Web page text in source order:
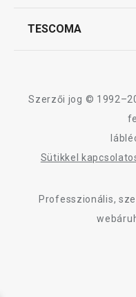
Reklamáció és
TESCOMA
Adatkezelési
Szerzői jog ©
Sütikkel
Professzionális,